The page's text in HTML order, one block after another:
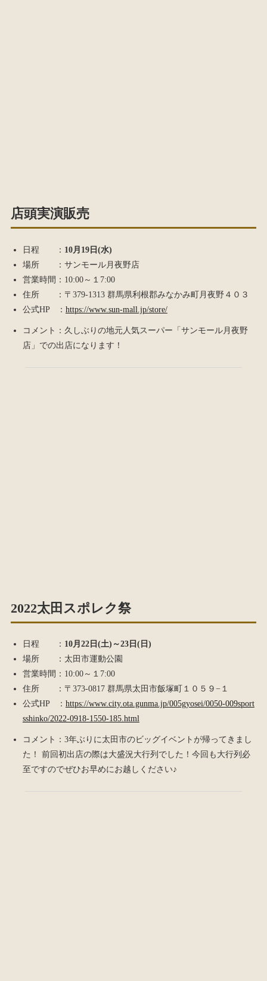
店頭実演販売
日程 ： 10月19日(水)
場所 ：サンモール月夜野店
営業時間：10:00～１7:00
住所 ：〒379-1313 群馬県利根郡みなかみ町月夜野４０３
公式HP ： https://www.sun-mall.jp/store/
コメント：久しぶりの地元人気スーパー「サンモール月夜野
店」での出店になります！
2022太田スポレク祭
日程 ： 10月22日(土)～23日(日)
場所 ：太田市運動公園
営業時間：10:00～１7:00
住所 ：〒373-0817 群馬県太田市飯塚町１０５９−１
公式HP ： https://www.city.ota.gunma.jp/005gyosei/0050-009sport
sshinko/2022-0918-1550-185.html
コメント：3年ぶりに太田市のビッグイベントが帰ってきまし
た！ 前回初出店の際は大盛況大行列でした！今回も大行列必
至ですのでぜひお早めにお越しください♪